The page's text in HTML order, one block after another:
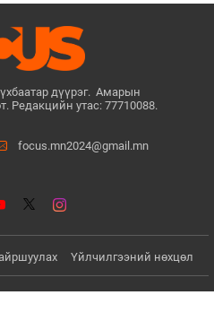
дүүрэг. Амарын
Редакцийн утас: 77710088.
focus.mn2024@gmail.mn
Үйлчилгээний нөхцөл